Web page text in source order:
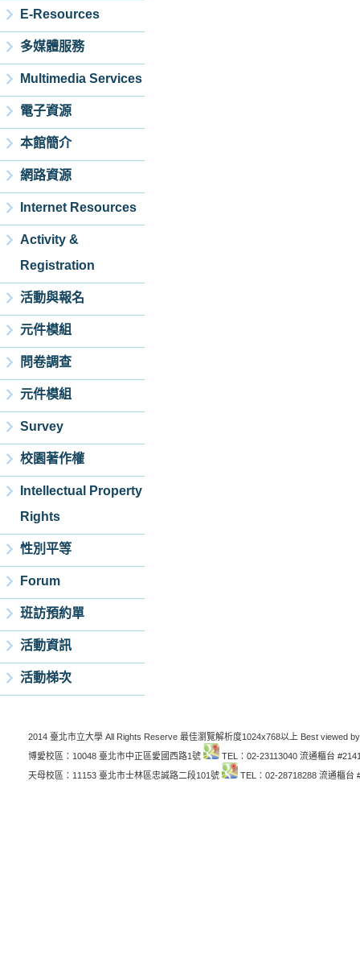
E-Resources
多媒體服務
Multimedia Services
電子資源
本館簡介
網路資源
Internet Resources
Activity &
Registration
活動與報名
元件模組
問卷調查
元件模組
Survey
校園著作權
Intellectual Property
Rights
性別平等
Forum
班訪預約單
活動資訊
活動梯次
2014 臺北市立大學 All Rights Reserve 最佳瀏覽解析度1024x768以上 Best viewed
博愛校區：10048 臺北市中正區愛國西路1號
TEL：02-23113040 流通櫃台
天母校區：11153 臺北市士林區忠誠路二段101號
TEL：02-28718288 流通櫃台